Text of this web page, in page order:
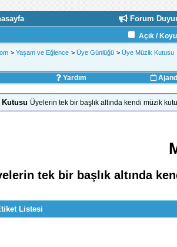
Forum
Açık /
> Yaşam ve Eğlence > Üye Günlüğü > Üye Müzik Kutusu
Yardım
Kutusu Üyelerin tek bir başlık altında kendi müzik
tek bir başlık altında
Listesi